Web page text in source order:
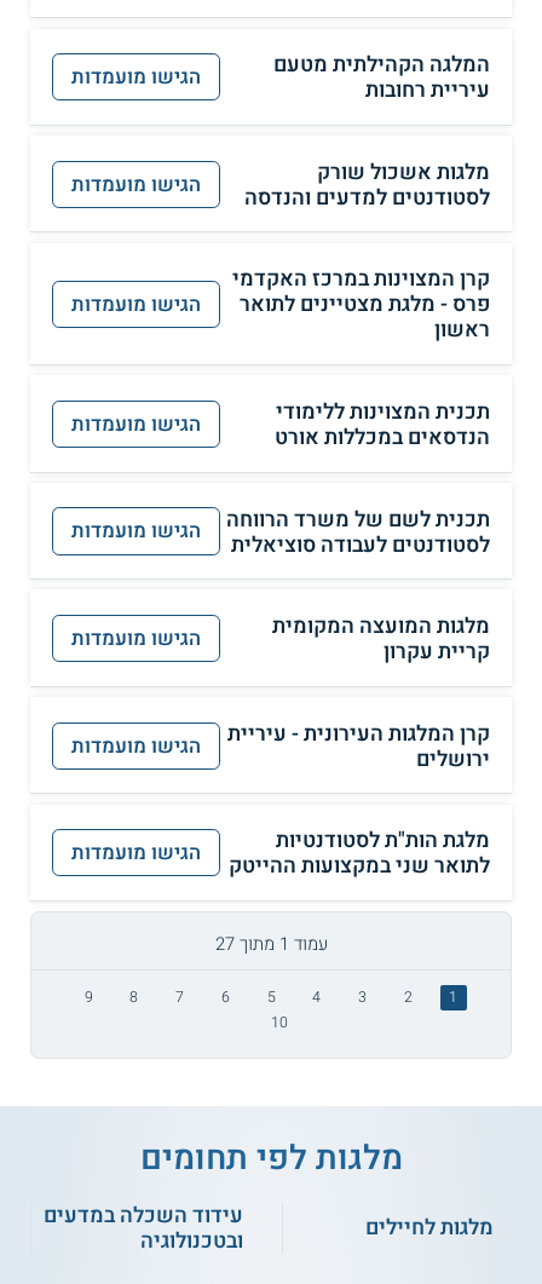
המלגה הקהילתית מטעם
עיריית רחובות
הגישו מועמדות
מלגות אשכול שורק
לסטודנטים למדעים והנדסה
הגישו מועמדות
קרן המצוינות במרכז האקדמי
פרס - מלגת מצטיינים לתואר
ראשון
הגישו מועמדות
תכנית המצוינות ללימודי
הנדסאים במכללות אורט
הגישו מועמדות
תכנית לשם של משרד הרווחה
לסטודנטים לעבודה סוציאלית
הגישו מועמדות
מלגות המועצה המקומית
קריית עקרון
הגישו מועמדות
קרן המלגות העירונית - עיריית
ירושלים
הגישו מועמדות
מלגת הות"ת לסטודנטיות
לתואר שני במקצועות ההייטק
הגישו מועמדות
עמוד 1 מתוך 27
1
2
3
4
5
6
7
8
9
10
מלגות לפי תחומים
מלגות לחיילים
עידוד השכלה במדעים
ובטכנולוגיה